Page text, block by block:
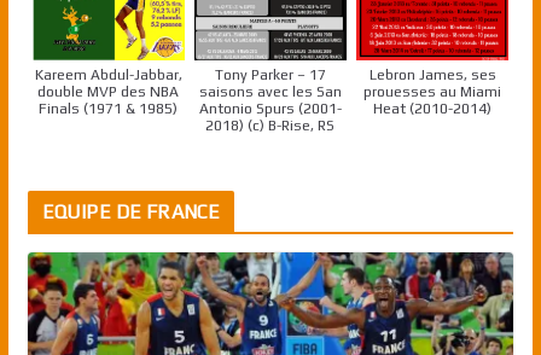
Kareem Abdul-Jabbar,
double MVP des NBA
Finals (1971 & 1985)
Tony Parker – 17
saisons avec les San
Antonio Spurs (2001-
2018) (c) B-Rise, RS
Lebron James, ses
prouesses au Miami
Heat (2010-2014)
EQUIPE DE FRANCE